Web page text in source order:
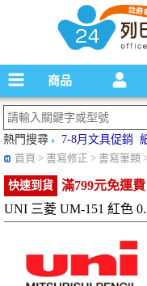
碳粉匣，墨水匣,原廠碳粉匣，副
商品
熱門搜尋 7-8月文具促銷
首頁 > 書寫修正 > 書寫筆類
快速到貨
滿799元免運費
UNI 三菱 UM-151 紅色